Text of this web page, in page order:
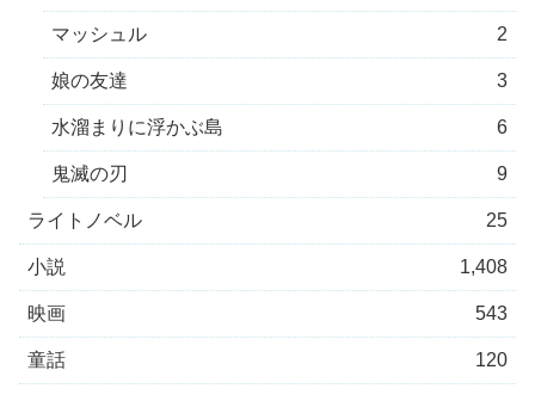
マッシュル 2
娘の友達 3
水溜まりに浮かぶ島 6
鬼滅の刃 9
ライトノベル 25
小説 1,408
映画 543
童話 120